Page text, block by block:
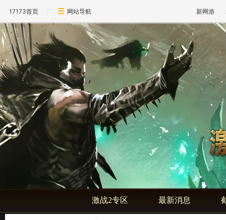
17173首页 网站导航 新网游
激战2专区 最新消息